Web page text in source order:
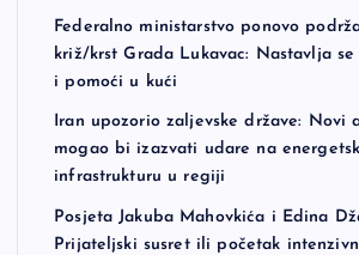
Federalno ministarstvo ponovo
križ/krst Grada Lukavac: Nastavlja
i pomoći u kući
Iran upozorio zaljevske države: Novi
mogao bi izazvati udare na
infrastrukturu u regiji
Posjeta Jakuba Mahovkića i Edina
Prijateljski susret ili početak